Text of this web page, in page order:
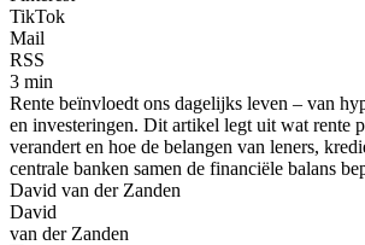
TikTok
Mail
RSS
3 min
Rente beïnvloedt ons dagelijks leven – van
en investeringen. Dit artikel legt uit wat rente
verandert en hoe de belangen van leners,
centrale banken samen de financiële balans
David van der Zanden
David
van der Zanden